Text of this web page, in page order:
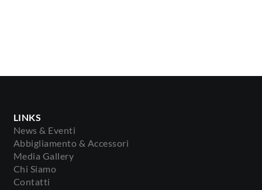
LINKS
News & Eventi
Abbigliamento & Accessori
Media Gallery
Chi Siamo
Contatti